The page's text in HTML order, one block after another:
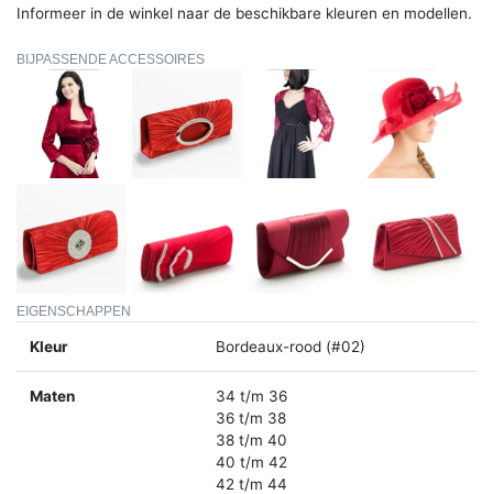
Informeer in de winkel naar de beschikbare kleuren en modellen.
BIJPASSENDE ACCESSOIRES
EIGENSCHAPPEN
Kleur Bordeaux-rood (#02)
Maten
34 t/m 36
36 t/m 38
38 t/m 40
40 t/m 42
42 t/m 44